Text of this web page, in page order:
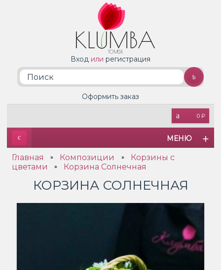
Вход или регистрация
0 ₽
Оформить заказ
МЕНЮ
Главная » Композиции »
Корзины с
цветами
» Корзина Солнечная
КОРЗИНА СОЛНЕЧНАЯ